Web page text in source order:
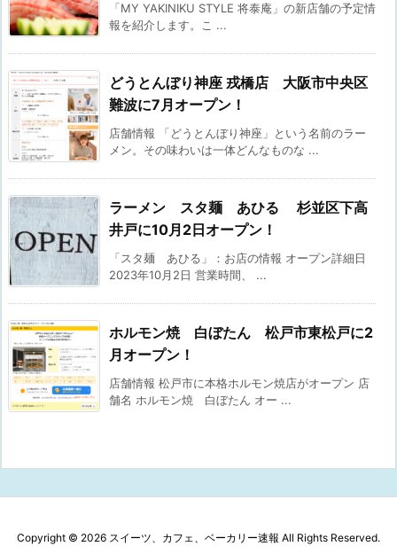
「MY YAKINIKU STYLE 将泰庵」の新店舗の予定情
報を紹介します。こ ...
どうとんぼり神座 戎橋店 大阪市中央区
難波に7月オープン！
店舗情報 「どうとんぼり神座」という名前のラー
メン。その味わいは一体どんなものな ...
ラーメン スタ麺 あひる 杉並区下高
井戸に10月2日オープン！
「スタ麺 あひる」：お店の情報 オープン詳細日
2023年10月2日 営業時間、 ...
ホルモン焼 白ぼたん 松戸市東松戸に2
月オープン！
店舗情報 松戸市に本格ホルモン焼店がオープン 店
舗名 ホルモン焼 白ぼたん オー ...
Copyright © 2026 スイーツ、カフェ、ベーカリー速報 All Rights Reserved.